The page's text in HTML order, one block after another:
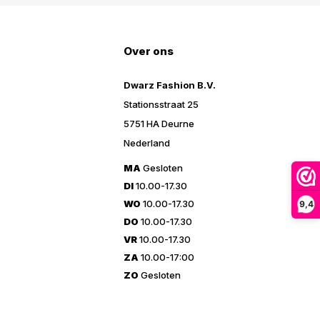
9,4
Over ons
Dwarz Fashion B.V.
Stationsstraat 25
5751 HA Deurne
Nederland
MA Gesloten
DI10.00-17.30
WO 10.00-17.30
DO 10.00-17.30
VR10.00-17.30
ZA 10.00-17:00
ZO Gesloten